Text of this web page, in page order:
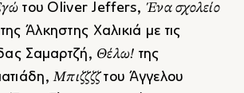
του Oliver Jeffers, Ένα σχολείο
της Άλκηστης Χαλικιά με τις
Σαμαρτζή, Θέλω! της
Μπιζζζζ του Άγγελου